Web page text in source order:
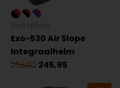
Exo-530 Air Slope
Integraalhelm
259,90 245,95